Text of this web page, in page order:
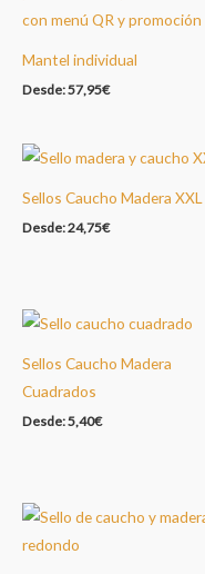
Mantel individual
Desde:57,95€
Sellos Caucho Madera XXL
Desde:24,75€
Sellos Caucho Madera
Cuadrados
Desde:5,40€